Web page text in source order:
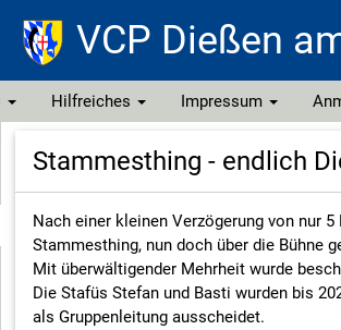
VCP Dießen
Hilfreiches Impressum
Disclaimer
Stammesthing - endlich
Nach einer kleinen Verzögerung von nur
Stammesthing, nun doch über die Bühne
Mit überwältigender Mehrheit wurde
Die Stafüs Stefan und Basti wurden bis
als Gruppenleitung ausscheidet.